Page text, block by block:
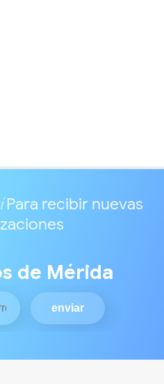
Para recibir nuevas
de Mérida